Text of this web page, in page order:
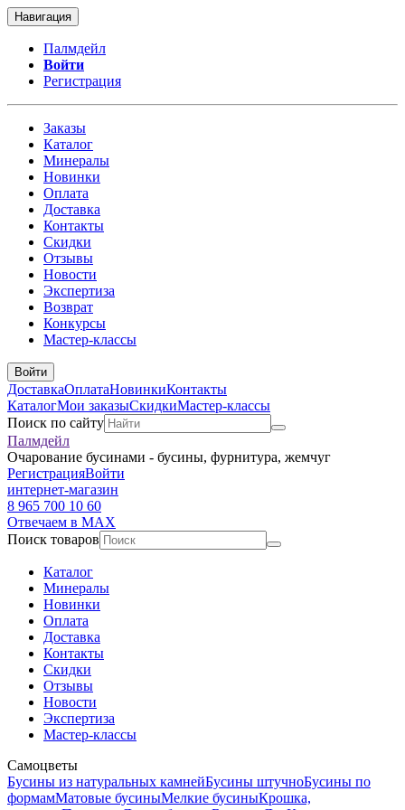
Навигация
Палмдейл
Войти
Регистрация
Заказы
Каталог
Минералы
Новинки
Оплата
Доставка
Контакты
Скидки
Отзывы
Новости
Экспертиза
Возврат
Конкурсы
Мастер-классы
Войти
ДоставкаОплатаНовинкиКонтакты
КаталогМои заказыСкидкиМастер-классы
Поиск по сайту
Палмдейл
Очарование бусинами - бусины, фурнитура, жемчуг
РегистрацияВойти
интернет-магазин
8 965 700 10 60
Отвечаем в MAX
Поиск товаров
Каталог
Минералы
Новинки
Оплата
Доставка
Контакты
Скидки
Отзывы
Новости
Экспертиза
Мастер-классы
Самоцветы
Бусины из натуральных камнейБусины штучноБусины по
формамМатовые бусиныМелкие бусиныКрошка,